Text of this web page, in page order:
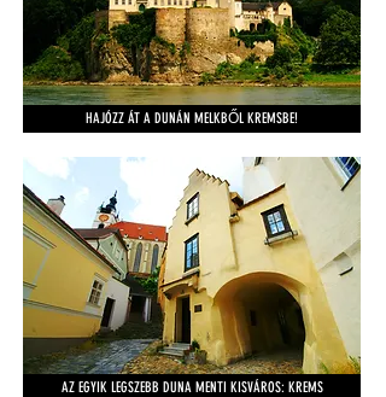
HAJÓZZ ÁT A DUNÁN MELKBŐL KREMSBE!
AZ EGYIK LEGSZEBB DUNA MENTI KISVÁROS: KREMS